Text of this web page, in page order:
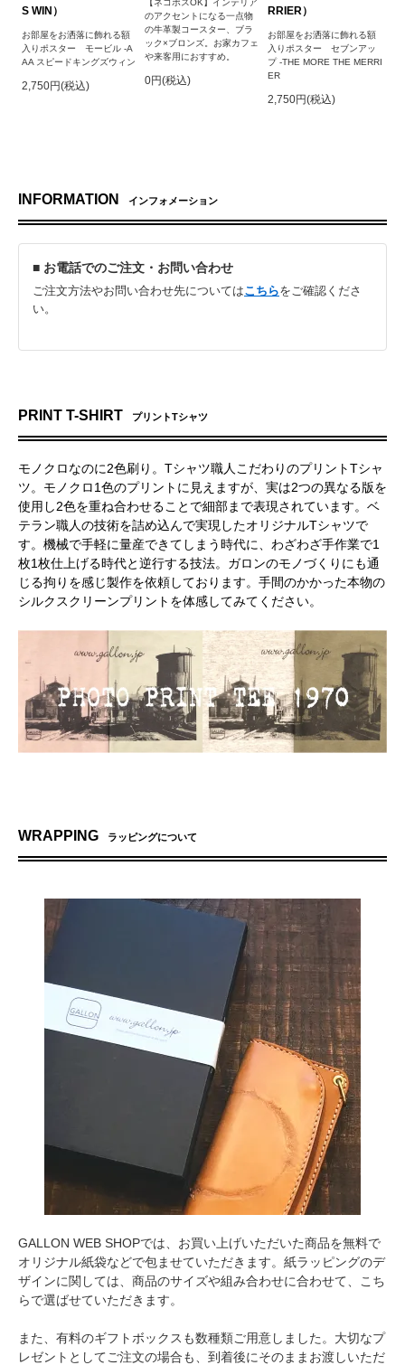
S WIN）
お部屋をお洒落に飾れる額
入りポスター モービル -A
AA スピードキングズウィン
2,750円(税込)
【ネコポスOK】インテリア
のアクセントになる一点物
の牛革製コースター、ブラ
ック×ブロンズ。お家カフェ
や来客用におすすめ。
0円(税込)
RRIER）
お部屋をお洒落に飾れる額
入りポスター セブンアッ
プ -THE MORE THE MERRI
ER
2,750円(税込)
INFORMATION インフォメーション
■ お電話でのご注文・お問い合わせ
ご注文方法やお問い合わせ先についてはこちらをご確認くださ
い。
PRINT T-SHIRT プリントTシャツ
モノクロなのに2色刷り。Tシャツ職人こだわりのプリントTシャ
ツ。モノクロ1色のプリントに見えますが、実は2つの異なる版を
使用し2色を重ね合わせることで細部まで表現されています。ベ
テラン職人の技術を詰め込んで実現したオリジナルTシャツで
す。機械で手軽に量産できてしまう時代に、わざわざ手作業で1
枚1枚仕上げる時代と逆行する技法。ガロンのモノづくりにも通
じる拘りを感じ製作を依頼しております。手間のかかった本物の
シルクスクリーンプリントを体感してみてください。
WRAPPING ラッピングについて
GALLON WEB SHOPでは、お買い上げいただいた商品を無料で
オリジナル紙袋などで包ませていただきます。紙ラッピングのデ
ザインに関しては、商品のサイズや組み合わせに合わせて、こち
らで選ばせていただきます。
また、有料のギフトボックスも数種類ご用意しました。大切なプ
レゼントとしてご注文の場合も、到着後にそのままお渡しいただ